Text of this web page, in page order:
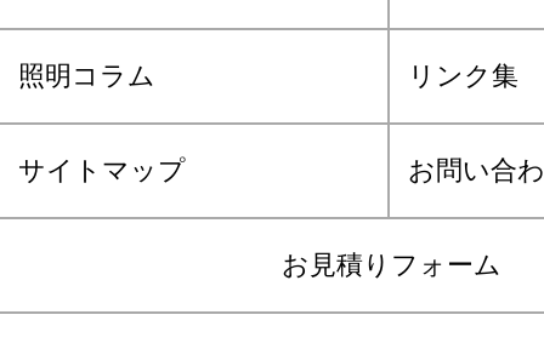
照明コラム リンク集
サイトマップ お問い合
お見積りフォーム